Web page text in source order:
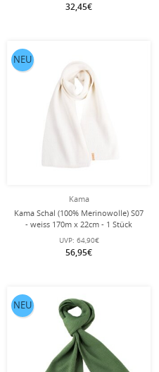
32,45€
Kama
Kama Schal (100% Merinowolle) S07
- weiss 170m x 22cm - 1 Stück
UVP: 64,90€
56,95€
NEU
NEU